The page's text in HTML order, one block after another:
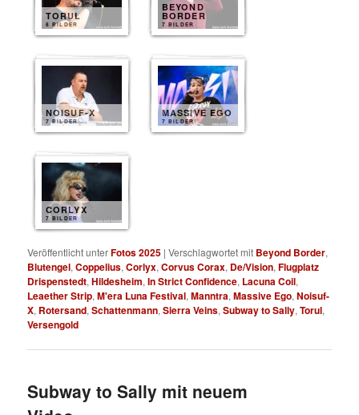
TORUL
8 BILDER
BEYOND
BORDER
7 BILDER
NOISUF-X
7 BILDER
MASSIVE EGO
7 BILDER
CORLYX
7 BILDER
Veröffentlicht unterFotos 2025 |Verschlagwortet mit Beyond Border,
Blutengel,Coppelius,Corlyx,Corvus Corax, De/Vision,Flugplatz
Drispenstedt,Hildesheim,In Strict Confidence, Lacuna Coil,
Leaether Strip,M'era Luna Festival,Manntra,Massive Ego,Noisuf-
X, Rotersand,Schattenmann,Sierra Veins,Subway to Sally,Torul,
Versengold
Subway to Sally mit neuem